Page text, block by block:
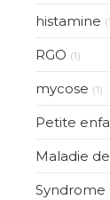
histamine
RGO (1)
mycose (1)
Petite
Maladie